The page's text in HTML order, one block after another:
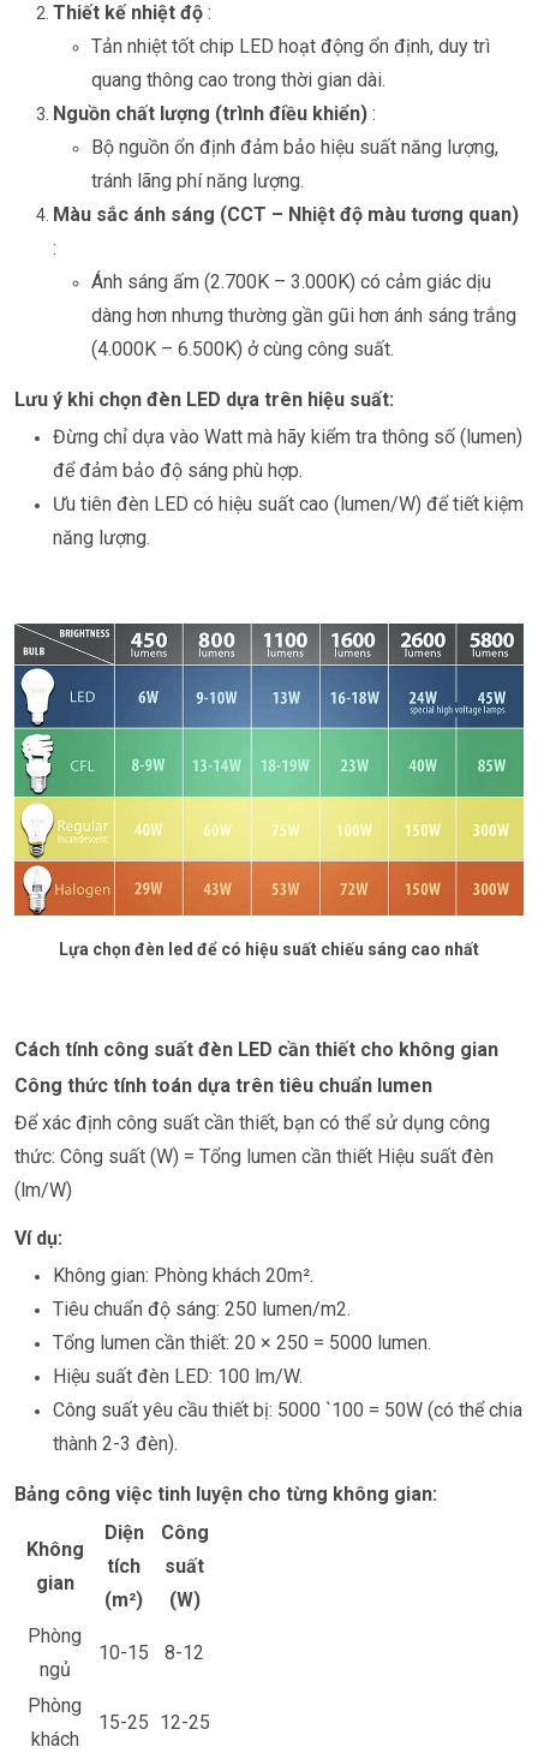
Thiết kế nhiệt độ :
Tản nhiệt tốt chip LED hoạt động ổn định, duy trì
quang thông cao trong thời gian dài.
Nguồn chất lượng (trình điều khiển) :
Bộ nguồn ổn định đảm bảo hiệu suất năng lượng,
tránh lãng phí năng lượng.
Màu sắc ánh sáng (CCT – Nhiệt độ màu tương quan)
:
Ánh sáng ấm (2.700K – 3.000K) có cảm giác dịu
dàng hơn nhưng thường gần gũi hơn ánh sáng trắng
(4.000K – 6.500K) ở cùng công suất.
Lưu ý khi chọn đèn LED dựa trên hiệu suất:
Đừng chỉ dựa vào Watt mà hãy kiểm tra thông số (lumen)
để đảm bảo độ sáng phù hợp.
Ưu tiên đèn LED có hiệu suất cao (lumen/W) để tiết kiệm
năng lượng.
Lựa chọn đèn led để có hiệu suất chiếu sáng cao nhất
Cách tính công suất đèn LED cần thiết cho không gian
Công thức tính toán dựa trên tiêu chuẩn lumen
Để xác định công suất cần thiết, bạn có thể sử dụng công
thức: Công suất (W) = Tổng lumen cần thiết Hiệu suất đèn
(lm/W)
Ví dụ:
Không gian: Phòng khách 20m².
Tiêu chuẩn độ sáng: 250 lumen/m2.
Tổng lumen cần thiết: 20 × 250 = 5000 lumen.
Hiệu suất đèn LED: 100 lm/W.
Công suất yêu cầu thiết bị: 5000 `100 = 50W (có thể chia
thành 2-3 đèn).
Bảng công việc tinh luyện cho từng không gian:
Không
gian
Diện
tích
(m²)
Công
suất
(W)
Phòng
ngủ
10-15 8-12
Phòng
khách
15-25 12-25